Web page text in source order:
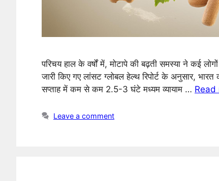
परिचय हाल के वर्षों में, मोटापे की बढ़ती समस्या ने कई
जारी किए गए लांसट ग्लोबल हेल्थ रिपोर्ट के अनुसार,
सप्ताह में कम से कम 2.5-3 घंटे मध्यम व्यायाम … Read
Leave a comment